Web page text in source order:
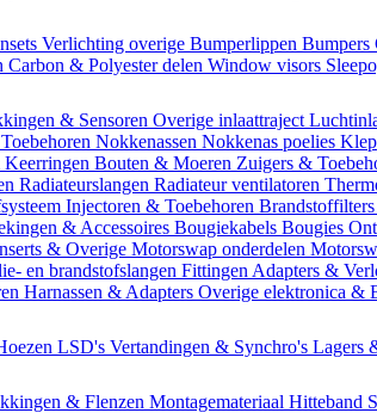
Verlichting overige Bumperlippen Bumpers
Carbon & Polyester delen Window visors
& Sensoren Overige inlaattraject
Nokkenassen Nokkenas poelies
Bouten & Moeren Zuigers &
Radiateurslangen Radiateur ventilatoren
Injectoren & Toebehoren Brandstoffilters
& Accessoires Bougiekabels Bougies
& Overige Motorswap onderdelen
en brandstofslangen Fittingen Adapters &
Harnassen & Adapters Overige elektronica &
LSD's Vertandingen & Synchro's Lagers
& Flenzen Montagemateriaal Hitteband